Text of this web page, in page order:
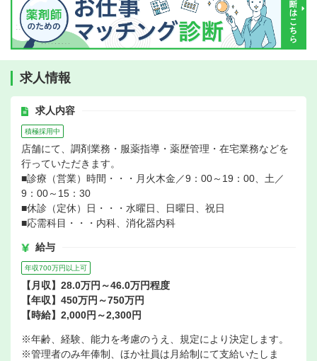
求人情報
求人内容
積極採用中
店舗にて、調剤業務・服薬指導・薬歴管理・在宅業務などを
行っていただきます。
■診療（営業）時間・・・月火木金／9：00～19：00、土／
9：00～15：30
■休診（定休）日・・・水曜日、日曜日、祝日
■応需科目・・・内科、消化器内科
給与
年収700万円以上可
【月収】28.0万円～46.0万円程度
【年収】450万円～750万円
【時給】2,000円～2,300円
※年齢、経験、能力を考慮のうえ、規定により決定します。
※管理者のみ年俸制、ほか社員は月給制にて支給いたしま